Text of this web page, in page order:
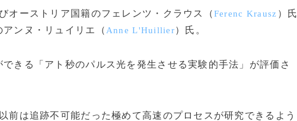
ーストリア国籍のフェレンツ・クラウス（Ferenc Krausz ）氏
ンヌ・リュイリエ（ Anne L'Huillier）氏。
きる「アト秒のパルス光を発生させる実験的手法」が評価さ
は追跡不可能だった極めて高速のプロセスが研究できるよう